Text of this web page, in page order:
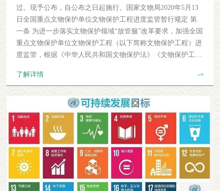
年5月12日附 中国古迹遗址保护协会岗位应聘申请表 现工作单
位： 联系电话： 户籍所在地： 姓名 性别 出生年月 贴1寸 照
片 出生地 民族 政治面貌 身份证号 参加工作时间 专业技术岗
评聘时间、管理岗聘任时间 教育经历（请填报本科及以上所
有学历） 毕业学校、所学专业及毕业时间 毕业学校、所学专
能力 工作经历 个人业绩与成果 （不超过1000字，可另附） 申
请人承诺本表所填内容属实。 申请人签字：
过。现予公布，自公布之日起施行。国家文物局2020年5月13
日全国重点文物保护单位文物保护工程进度监管暂行规定 第
一条 为进一步落实文物保护领域“放管服”改革要求，加强全国
重点文物保护单位文物保护工程（以下简称文物保护工程）进
度监管，根据《中华人民共和国文物保护法》《文物保护工程
称进度监管，是指对文物保护工程立项、技术方案编制审批、
需申请国家文物保护专项资金的文物保护工程，国家文物局根
据项目计划书组织开展审核并列入年度项目计划。不申请国家
文物保护专项资金的文物保护工程，不需编制项目计划书，可
直接编制技术方案，按程序报国家文物局审批。 第四条 业主
单位负责编制项目计划书，所申请项目应具备近期内启动实施
的条件。项目计划书包括项目名称、项目性质、立项必要性、
实施范围、项目周期、技术路线、经费估算等，内容应真实、
准确、详实。 第五条 市县级文物行政部门应根据辖区内文物
了解详情